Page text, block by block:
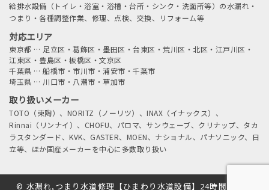
給排水設備（トイレ・浴室・浴槽・台所・シンク・洗面所等）の水漏れ・
つまり・各種調整作業、修理、点検、交換、リフォーム等
対応エリア
東京都 … 足立区・葛飾区・墨田区・台東区・荒川区・北区・江戸川区・
江東区・豊島区・板橋区・文京区
千葉県 … 船橋市・市川市・浦安市・千葉市
埼玉県 … 川口市・八潮市・草加市
取り扱いメーカー
TOTO（東陶）、NORITZ（ノーリツ）、INAX（イナックス）、
Rinnai（リンナイ）、CHOFU、パロマ、サンウェーブ、クリナップ、タカ
ラスタンダード、KVK、GASTER、MOEN、ナショナル、パナソニック、日
立等、ほか国産メーカーを中心に多数取り扱い
© 水漏れ,つまり水道修理【ひまわり水道設備】24時間、足立